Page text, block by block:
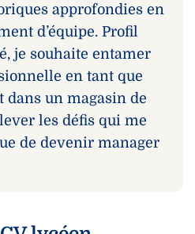
approfondies en
d’équipe. Profil
je souhaite entamer
en tant que
un magasin de
les défis qui me
de devenir manager